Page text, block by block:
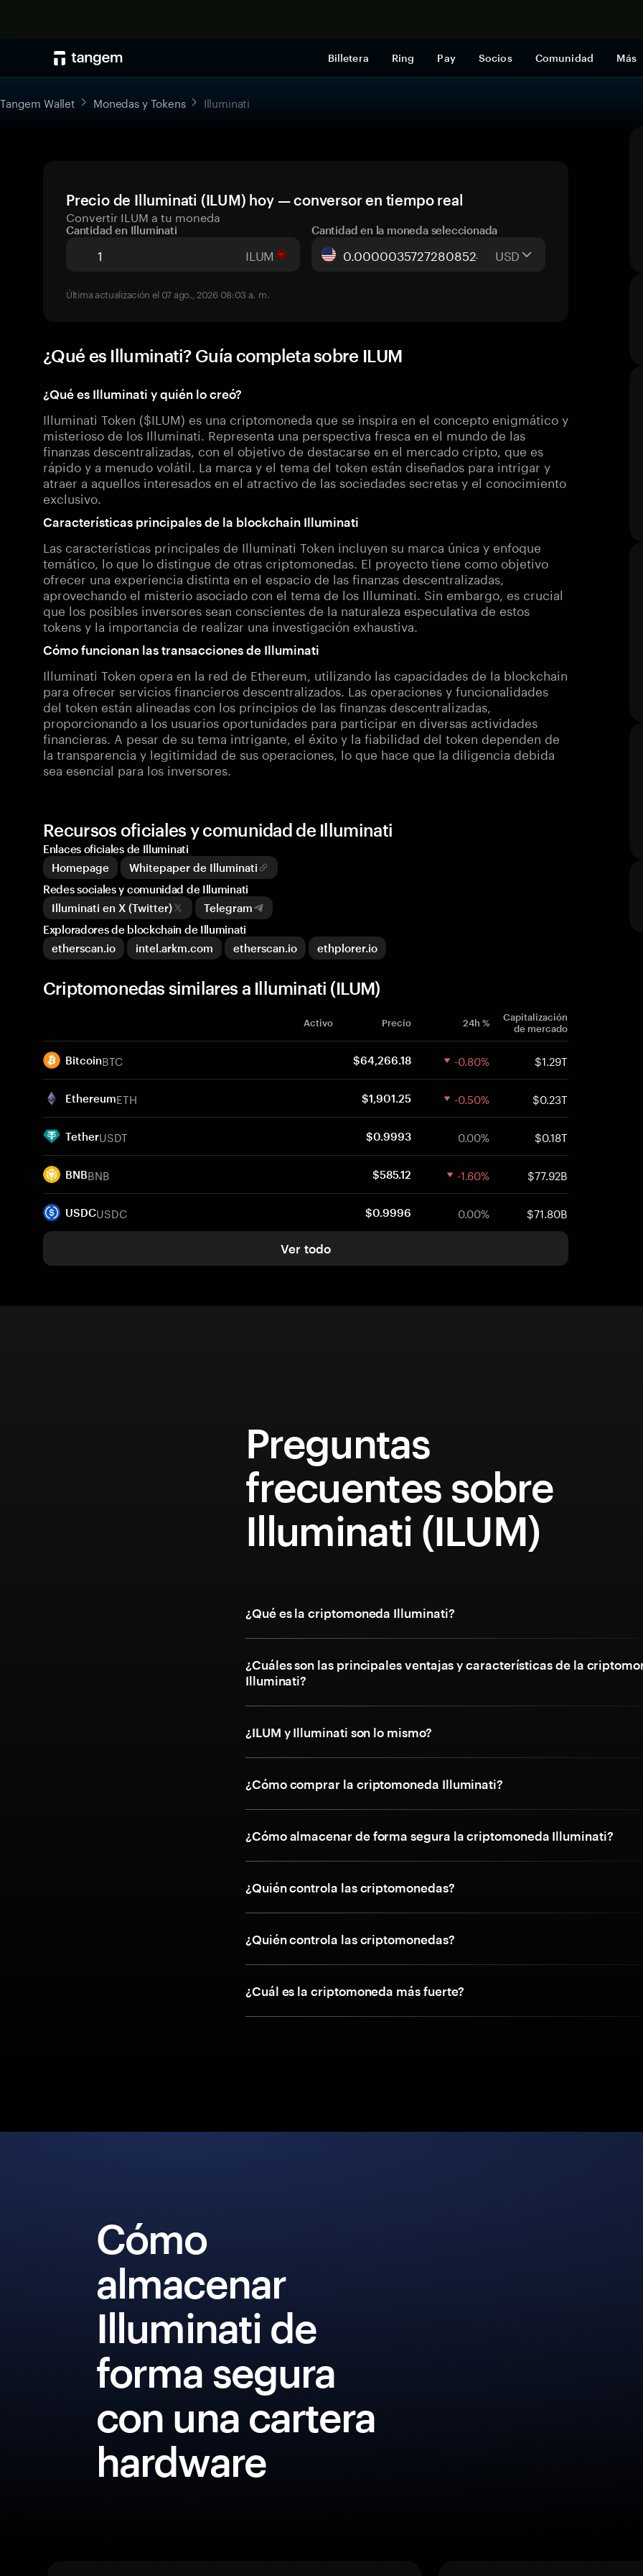
Billetera Ring Pay Socios Comunidad Más
Tangem Wallet Monedas y Tokens Illuminati
Precio de Illuminati (ILUM) hoy — conversor en tiempo real
Convertir ILUM a tu moneda
Cantidad en Illuminati
ILUM
Cantidad en la moneda seleccionada
USD
Última actualización el 07 ago., 2026 08:03 a. m.
¿Qué es Illuminati? Guía completa sobre ILUM
¿Qué es Illuminati y quién lo creó?
Illuminati Token ($ILUM) es una criptomoneda que se inspira en el concepto enigmático y
misterioso de los Illuminati. Representa una perspectiva fresca en el mundo de las
finanzas descentralizadas, con el objetivo de destacarse en el mercado cripto, que es
rápido y a menudo volátil. La marca y el tema del token están diseñados para intrigar y
atraer a aquellos interesados en el atractivo de las sociedades secretas y el conocimiento
exclusivo.
Características principales de la blockchain Illuminati
Las características principales de Illuminati Token incluyen su marca única y enfoque
temático, lo que lo distingue de otras criptomonedas. El proyecto tiene como objetivo
ofrecer una experiencia distinta en el espacio de las finanzas descentralizadas,
aprovechando el misterio asociado con el tema de los Illuminati. Sin embargo, es crucial
que los posibles inversores sean conscientes de la naturaleza especulativa de estos
tokens y la importancia de realizar una investigación exhaustiva.
Cómo funcionan las transacciones de Illuminati
Illuminati Token opera en la red de Ethereum, utilizando las capacidades de la blockchain
para ofrecer servicios financieros descentralizados. Las operaciones y funcionalidades
del token están alineadas con los principios de las finanzas descentralizadas,
proporcionando a los usuarios oportunidades para participar en diversas actividades
financieras. A pesar de su tema intrigante, el éxito y la fiabilidad del token dependen de
la transparencia y legitimidad de sus operaciones, lo que hace que la diligencia debida
sea esencial para los inversores.
Recursos oficiales y comunidad de Illuminati
Enlaces oficiales de Illuminati
Homepage
Whitepaper de Illuminati
Redes sociales y comunidad de Illuminati
Illuminati en X (Twitter)
Telegram
Exploradores de blockchain de Illuminati
etherscan.io
intel.arkm.com etherscan.io ethplorer.io
Criptomonedas similares a Illuminati (ILUM)
Activo Precio 24h %
Capitalización
de mercado
BitcoinBTC $64,266.18 -0.80% $1.29T
EthereumETH $1,901.25 -0.50% $0.23T
TetherUSDT $0.9993 0.00% $0.18T
BNBBNB $585.12 -1.60% $77.92B
USDCUSDC $0.9996 0.00% $71.80B
Ver todo
Preguntas
frecuentes sobre
Illuminati (ILUM)
¿Qué es la criptomoneda Illuminati?
¿Cuáles son las principales ventajas y características de la
Illuminati?
¿ILUM y Illuminati son lo mismo?
¿Cómo comprar la criptomoneda Illuminati?
¿Cómo almacenar de forma segura la criptomoneda Illuminati?
¿Quién controla las criptomonedas?
¿Quién controla las criptomonedas?
¿Cuál es la criptomoneda más fuerte?
Cómo
almacenar
Illuminati de
forma segura
con una cartera
hardware